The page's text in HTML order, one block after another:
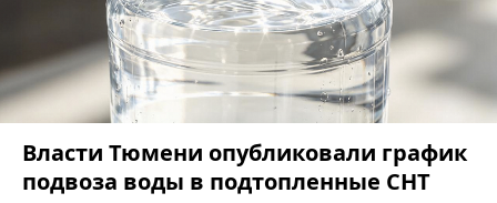
Власти Тюмени опубликовали график
подвоза воды в подтопленные СНТ